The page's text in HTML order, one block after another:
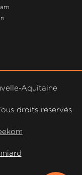
Aquitaine
droits réservés